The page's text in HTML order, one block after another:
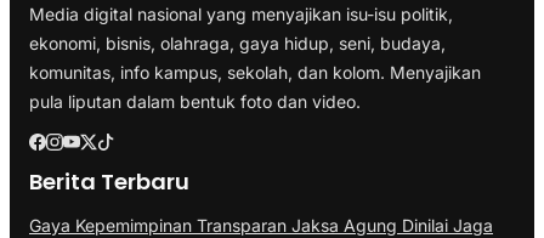
Media digital nasional yang menyajikan isu-isu politik,
ekonomi, bisnis, olahraga, gaya hidup, seni, budaya,
komunitas, info kampus, sekolah, dan kolom. Menyajikan
pula liputan dalam bentuk foto dan video.
Berita Terbaru
Gaya Kepemimpinan Transparan Jaksa Agung Dinilai Jaga